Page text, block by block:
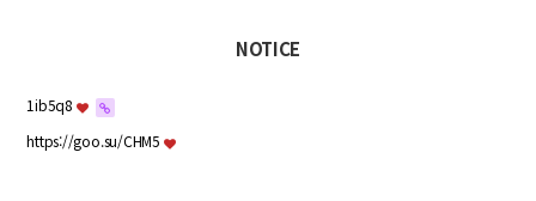
NOTICE
1ib5q8
https://goo.su/CHM5